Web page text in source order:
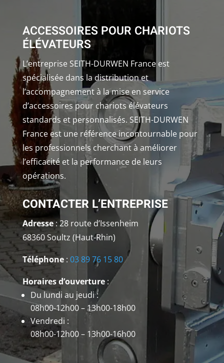
ACCESSOIRES POUR CHARIOTS
ÉLÉVATEURS
L’entreprise SEITH-DURWEN France est
spécialisée dans la distribution et
l’accompagnement à la mise en service
d’accessoires pour chariots élévateurs
standards et personnalisés. SEITH-DURWEN
France est une référence incontournable pour
les professionnels cherchant à améliorer
l’efficacité et la performance de leurs
opérations.
CONTACTER L’ENTREPRISE
Adresse: 28 route d’Issenheim
68360 Soultz (Haut-Rhin)
Téléphone: 03 89 76 15 80
Horaires d’ouverture:
Du lundi au jeudi :
08h00-12h00 – 13h00-18h00
Vendredi :
08h00-12h00 – 13h00-16h00